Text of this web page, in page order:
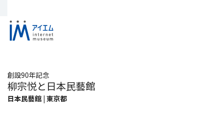
創設90年記念
柳宗悦と日本民藝館
日本民藝館 | 東京都